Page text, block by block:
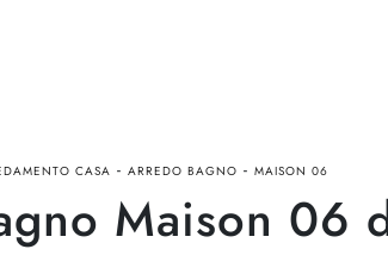
CASA - ARREDO BAGNO - MAISON 06
Maison 06